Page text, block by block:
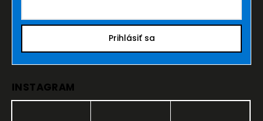
Prihlásiť sa
INSTAGRAM